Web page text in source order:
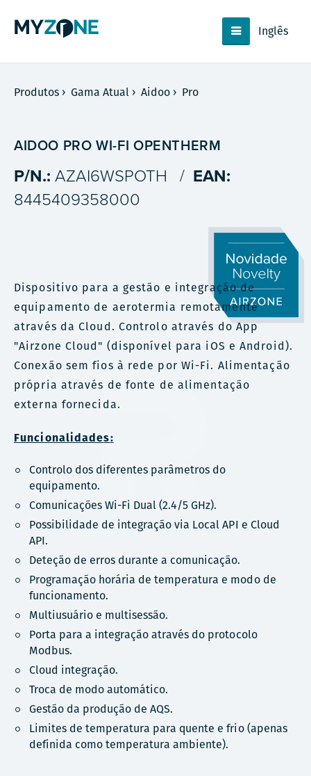
Inglês
Produtos › Gama Atual › Aidoo › Pro
AIDOO PRO WI-FI OPENTHERM
P/N.: AZAI6WSPOTH / EAN:
8445409358000
Dispositivo para a gestão e integração de
equipamento de aerotermia remotamente
através da Cloud. Controlo através do App
"Airzone Cloud" (disponível para iOS e Android).
Conexão sem fios à rede por Wi-Fi. Alimentação
própria através de fonte de alimentação
externa fornecida.
Funcionalidades:
Controlo dos diferentes parâmetros do
equipamento.
Comunicações Wi-Fi Dual (2.4/5 GHz).
Possibilidade de integração via Local API e Cloud
API.
Deteção de erros durante a comunicação.
Programação horária de temperatura e modo de
funcionamento.
Multiusuário e multisessão.
Porta para a integração através do protocolo
Modbus.
Cloud integração.
Troca de modo automático.
Gestão da produção de AQS.
Limites de temperatura para quente e frio (apenas
definida como temperatura ambiente).